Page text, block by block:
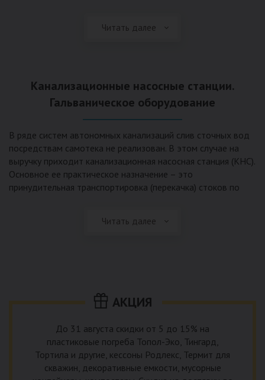
Главное и неоспоримое преимущество кессонов – это
подвержены промерзанию. Оптимальный вариант
установки железобетонных кессонов – это заниженный
уровень грунтовых вод (УГВ) на участке, а кессон,
выполненный из пластика, может служить на территории с
высоким УГВ.
Очищенная вода без перебоев – незабвенная мечта
каждого владельца загородного дома. Чтобы выполнить
установку кессонов, погребов и колодцев, вам непременно
следует воспользоваться услугами специалистов нашей
проведем весь комплекс изыскательских мероприятий,
Читать далее
Канализационные насосные станции.
Гальваническое оборудование
В ряде систем автономных канализаций слив сточных вод
посредствам самотека не реализован. В этом случае на
выручку приходит канализационная насосная станция (КНС).
Основное ее практическое назначение – это
принудительная транспортировка (перекачка) стоков по
Такая станция может позиционироваться как в подвальном
Читать далее
АКЦИЯ
До 31 августа скидки от 5 до 15% на
пластиковые погреба Топол-Эко, Тингард,
Тортила и другие, кессоны Родлекс, Термит для
скважин, декоративные емкости, мусорные